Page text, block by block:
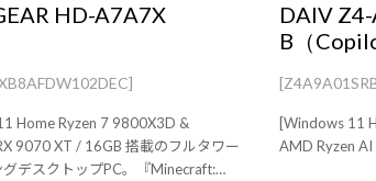
HD-A7A7X
Home Ryzen 7 9800X3D &
9070 XT / 16GB 搭載のフルタワー
デスクトップPC。『Minecraft:
DAIV
B（
[Windows 11
AMD Ryzen